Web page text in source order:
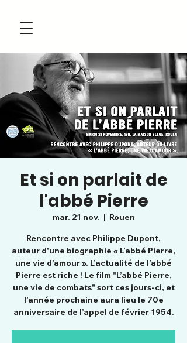
Et si on parlait de
l'abbé Pierre
mar. 21 nov.
  |
Rouen
Rencontre avec Philippe Dupont,
auteur d'une biographie « L’abbé Pierre,
une vie d'amour ». L’actualité de l’abbé
Pierre est riche ! Le film "L’abbé Pierre,
une vie de combats" sort ces jours-ci, et
l’année prochaine aura lieu le 70e
anniversaire de l’appel de février 1954.